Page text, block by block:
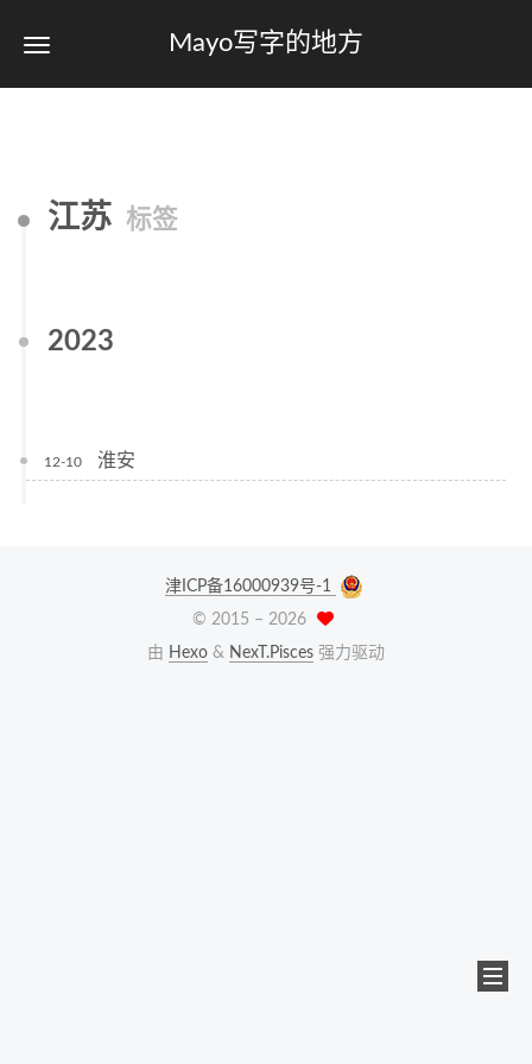
Mayo写字的地方
江苏 标签
2023
12-10 淮安
津ICP备16000939号-1
© 2015 – 2026
由 Hexo & NexT.Pisces 强力驱动